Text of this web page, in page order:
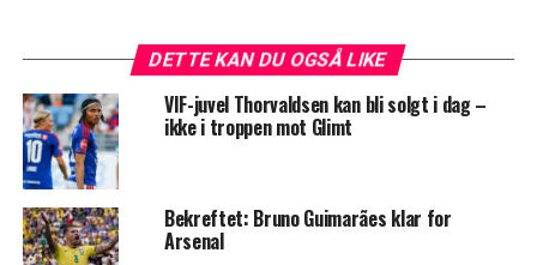
DETTE KAN DU OGSÅ LIKE
VIF-juvel Thorvaldsen kan bli solgt i dag –
ikke i troppen mot Glimt
Bekreftet: Bruno Guimarães klar for
Arsenal